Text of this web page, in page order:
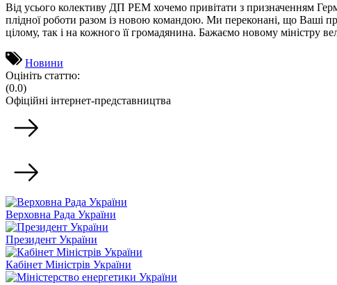
Від усього колективу ДП РЕМ хочемо привітати з призначенням
плідної роботи разом із новою командою. Ми переконані, що Ваші
цілому, так і на кожного її громадянина. Бажаємо новому міністру
Новини
Оцініть статтю:
(0.0)
Офіційні інтернет-представництва
Верховна Рада України
Президент України
Кабінет Міністрів України